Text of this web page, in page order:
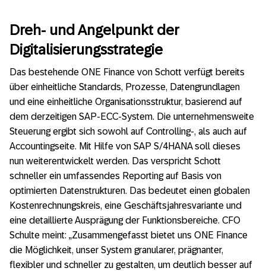
Dreh- und Angelpunkt der
Digitalisierungsstrategie
Das bestehende ONE Finance von Schott verfügt bereits
über einheitliche Standards, Prozesse, Datengrundlagen
und eine einheitliche Organisationsstruktur, basierend auf
dem derzeitigen SAP-ECC-System. Die unternehmensweite
Steuerung ergibt sich sowohl auf Controlling-, als auch auf
Accountingseite. Mit Hilfe von SAP S/4HANA soll dieses
nun weiterentwickelt werden. Das verspricht Schott
schneller ein umfassendes Reporting auf Basis von
optimierten Datenstrukturen. Das bedeutet einen globalen
Kostenrechnungskreis, eine Geschäftsjahresvariante und
eine detaillierte Ausprägung der Funktionsbereiche. CFO
Schulte meint: „Zusammengefasst bietet uns ONE Finance
die Möglichkeit, unser System granularer, prägnanter,
flexibler und schneller zu gestalten, um deutlich besser auf